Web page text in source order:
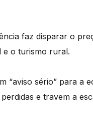
faz disparar o
e o turismo rural.
“aviso sério” para a
e travem a